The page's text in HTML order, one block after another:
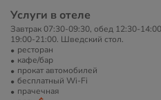
Услуги в отеле
Завтрак 07:30-09:30, обед 12:30-
19:00-21:00. Шведский стол.
ресторан
кафе/бар
прокат автомобилей
бесплатный Wi-Fi
прачечная